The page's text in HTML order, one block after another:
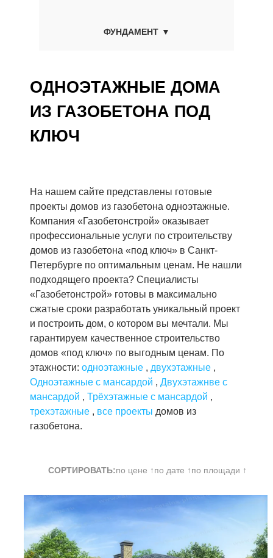
ФУНДАМЕНТ
ОДНОЭТАЖНЫЕ ДОМА
ИЗ ГАЗОБЕТОНА ПОД
КЛЮЧ
На нашем сайте представлены готовые
проекты домов из газобетона одноэтажные.
Компания «Газобетонстрой» оказывает
профессиональные услуги по строительству
домов из газобетона «под ключ» в Санкт-
Петербурге по оптимальным ценам. Не нашли
подходящего проекта? Специалисты
«Газобетонстрой» готовы в максимально
сжатые сроки разработать уникальный проект
и построить дом, о котором вы мечтали. Мы
гарантируем качественное строительство
домов «под ключ» по выгодным ценам. По
этажности: одноэтажные , двухэтажные ,
Одноэтажные с мансардой , Двухэтажнве с
мансардой , Трёхэтажные с мансардой ,
трехэтажные , все проекты домов из
газобетона.
СОРТИРОВАТЬ:по цене ↑по дате ↑по площади ↑